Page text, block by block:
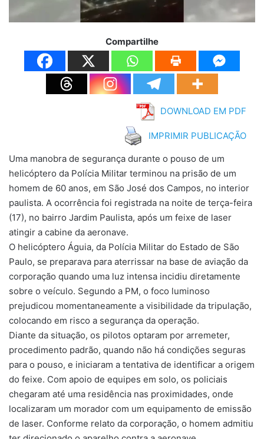
Compartilhe
DOWNLOAD EM PDF
IMPRIMIR PUBLICAÇÃO
Uma manobra de segurança durante o pouso de um
helicóptero da Polícia Militar terminou na prisão de um
homem de 60 anos, em São José dos Campos, no interior
paulista. A ocorrência foi registrada na noite de terça-feira
(17), no bairro Jardim Paulista, após um feixe de laser
atingir a cabine da aeronave.
O helicóptero Águia, da Polícia Militar do Estado de São
Paulo, se preparava para aterrissar na base de aviação da
corporação quando uma luz intensa incidiu diretamente
sobre o veículo. Segundo a PM, o foco luminoso
prejudicou momentaneamente a visibilidade da tripulação,
colocando em risco a segurança da operação.
Diante da situação, os pilotos optaram por arremeter,
procedimento padrão, quando não há condições seguras
para o pouso, e iniciaram a tentativa de identificar a origem
do feixe. Com apoio de equipes em solo, os policiais
chegaram até uma residência nas proximidades, onde
localizaram um morador com um equipamento de emissão
de laser. Conforme relato da corporação, o homem admitiu